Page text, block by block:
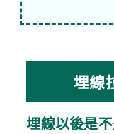
埋線
埋線以後是